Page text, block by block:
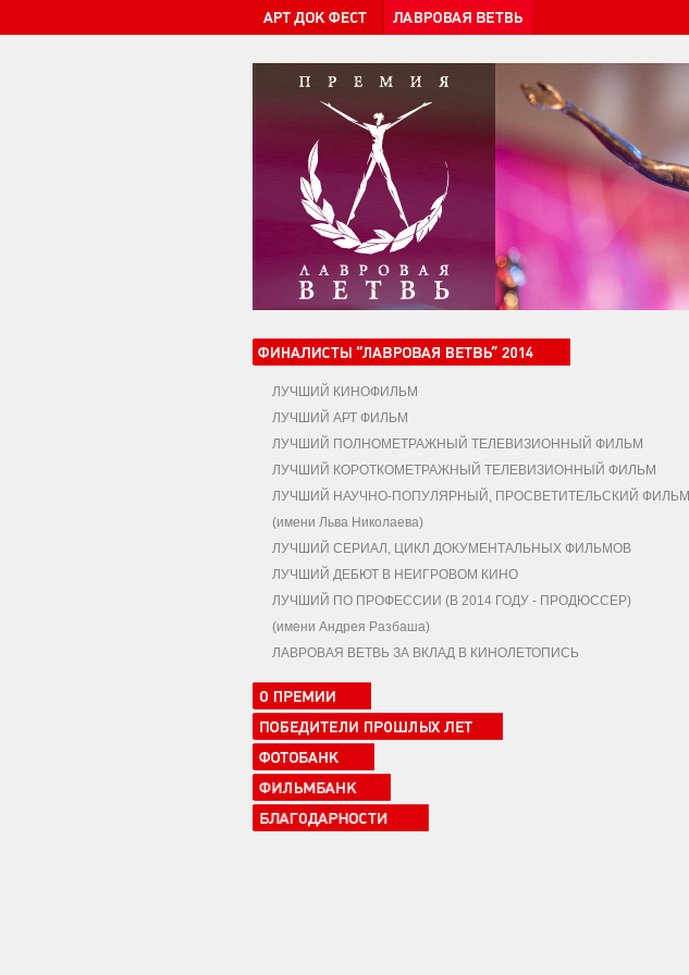
ЛУЧШИЙ КИНОФИЛЬМ
ЛУЧШИЙ АРТ ФИЛЬМ
ЛУЧШИЙ ПОЛНОМЕТРАЖНЫЙ ТЕЛЕВИЗИОННЫЙ ФИЛЬМ
ЛУЧШИЙ КОРОТКОМЕТРАЖНЫЙ ТЕЛЕВИЗИОННЫЙ ФИЛЬМ
ЛУЧШИЙ НАУЧНО-ПОПУЛЯРНЫЙ, ПРОСВЕТИТЕЛЬСКИЙ ФИЛЬМ
(имени Льва Николаева)
ЛУЧШИЙ СЕРИАЛ, ЦИКЛ ДОКУМЕНТАЛЬНЫХ ФИЛЬМОВ
ЛУЧШИЙ ДЕБЮТ В НЕИГРОВОМ КИНО
ЛУЧШИЙ ПО ПРОФЕССИИ (В 2014 ГОДУ - ПРОДЮССЕР)
(имени Андрея Разбаша)
ЛАВРОВАЯ ВЕТВЬ ЗА ВКЛАД В КИНОЛЕТОПИСЬ